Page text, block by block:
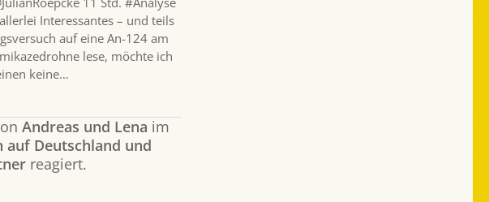
Interessantes – und teils
auf eine An-124 am
lese, möchte ich
keine…
Andreas und Lena im
auf Deutschland und
reagiert.